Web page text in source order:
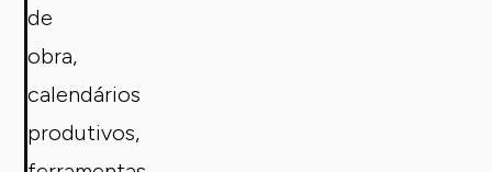
de
obra,
calendários
produtivos,